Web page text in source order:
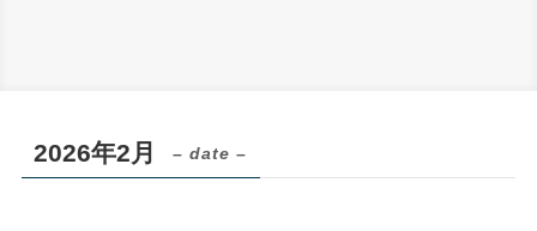
2026年2月 – date –